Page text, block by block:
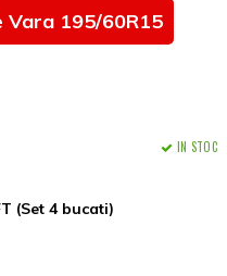
Vara 195/60R15
(Set 4 bucati)
IN STOC